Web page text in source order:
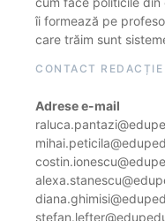
îi formează pe
care trăim sunt
CONTACT REDACȚIE
Adrese e-mail